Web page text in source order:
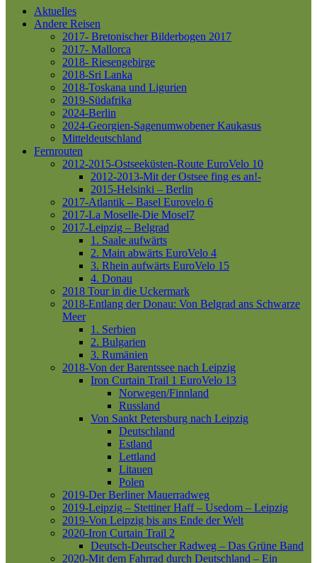
Aktuelles
Andere Reisen
2017- Bretonischer Bilderbogen 2017
2017- Mallorca
2018- Riesengebirge
2018-Sri Lanka
2018-Toskana und Ligurien
2019-Südafrika
2024-Berlin
2024-Georgien-Sagenumwobener Kaukasus
Mitteldeutschland
Fernrouten
2012-2015-Ostseeküsten-Route EuroVelo 10
2012-2013-Mit der Ostsee fing es an!-
2015-Helsinki – Berlin
2017-Atlantik – Basel Eurovelo 6
2017-La Moselle-Die Mosel7
2017-Leipzig – Belgrad
1. Saale aufwärts
2. Main abwärts EuroVelo 4
3. Rhein aufwärts EuroVelo 15
4. Donau
2018 Tour in die Uckermark
2018-Entlang der Donau: Von Belgrad ans Schwarze
Meer
1. Serbien
2. Bulgarien
3. Rumänien
2018-Von der Barentssee nach Leipzig
Iron Curtain Trail 1 EuroVelo 13
Norwegen/Finnland
Russland
Von Sankt Petersburg nach Leipzig
Deutschland
Estland
Lettland
Litauen
Polen
2019-Der Berliner Mauerradweg
2019-Leipzig – Stettiner Haff – Usedom – Leipzig
2019-Von Leipzig bis ans Ende der Welt
2020-Iron Curtain Trail 2
Deutsch-Deutscher Radweg – Das Grüne Band
2020-Mit dem Fahrrad durch Deutschland – Ein